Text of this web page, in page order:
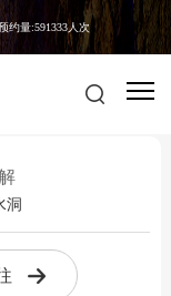
约量:591333人次
掌上云游
洞